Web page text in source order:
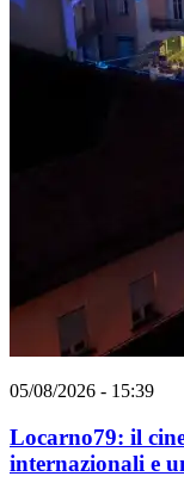
05/08/2026 - 15:39
Locarno79: il
internazionali e